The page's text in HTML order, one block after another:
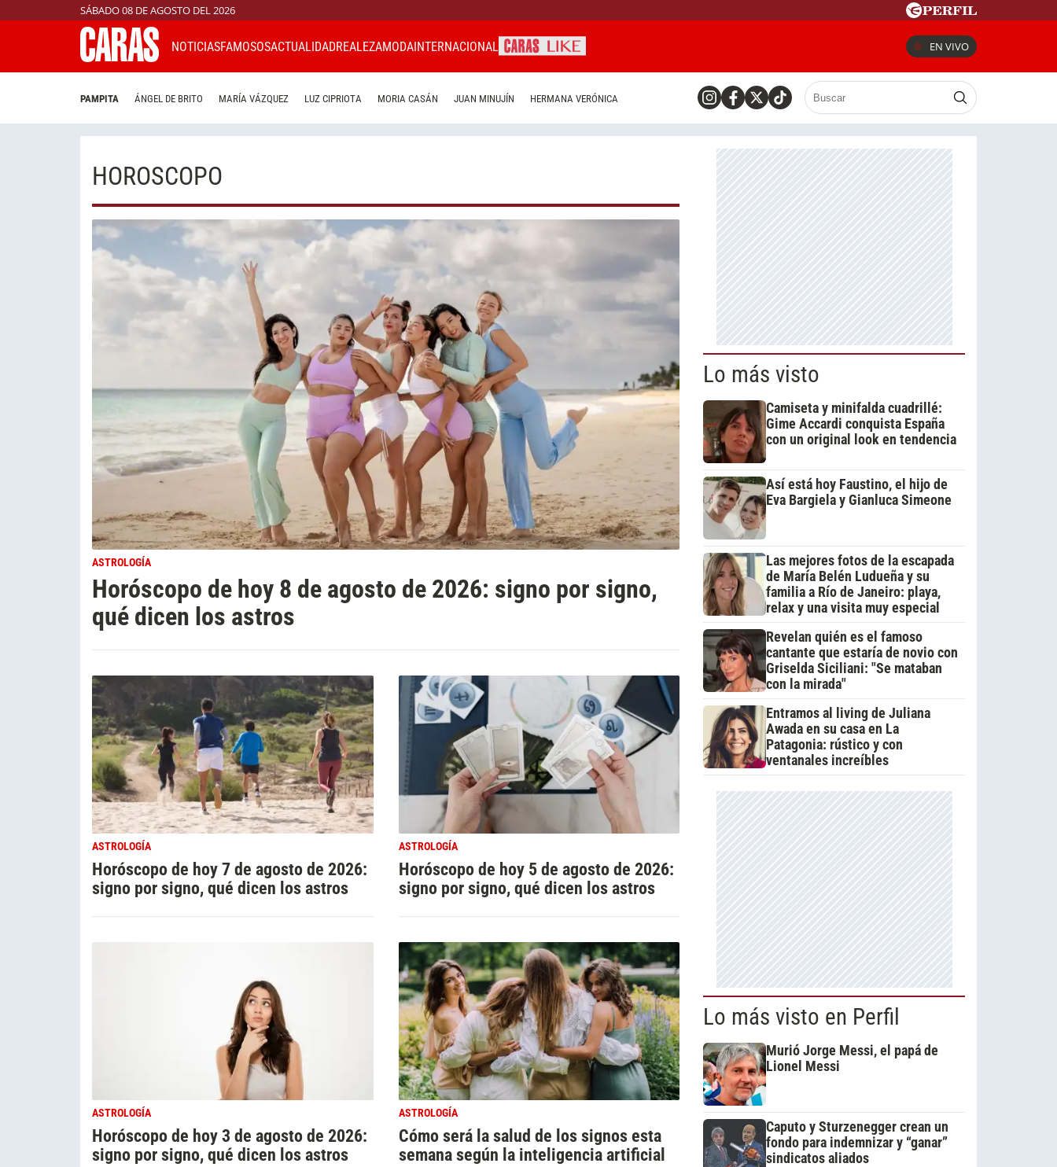
SÁBADO 08 DE AGOSTO DEL 2026
NOTICIASFAMOSOSACTUALIDADREALEZAMODAINTERNACIONAL EN VIVO
PAMPITA ÁNGEL DE BRITO MARÍA VÁZQUEZ LUZ CIPRIOTA MORIA CASÁN JUAN MINUJÍN HERMANA VERÓNICA
HOROSCOPO
ASTROLOGÍA
Horóscopo de hoy 8 de agosto de 2026: signo por signo,
qué dicen los astros
ASTROLOGÍA
Horóscopo de hoy 7 de agosto de 2026:
signo por signo, qué dicen los astros
ASTROLOGÍA
Horóscopo de hoy 5 de agosto de 2026:
signo por signo, qué dicen los astros
ASTROLOGÍA
Horóscopo de hoy 3 de agosto de 2026:
signo por signo, qué dicen los astros
ASTROLOGÍA
Cómo será la salud de los signos esta
semana según la inteligencia artificial
Lo más visto
Camiseta y minifalda cuadrillé:
Gime Accardi conquista España
con un original look en tendencia
Así está hoy Faustino, el hijo de
Eva Bargiela y Gianluca Simeone
Las mejores fotos de la escapada
de María Belén Ludueña y su
familia a Río de Janeiro: playa,
relax y una visita muy especial
Revelan quién es el famoso
cantante que estaría de novio con
Griselda Siciliani: "Se mataban
con la mirada"
Entramos al living de Juliana
Awada en su casa en La
Patagonia: rústico y con
ventanales increíbles
Lo más visto en Perfil
Murió Jorge Messi, el papá de
Lionel Messi
Caputo y Sturzenegger crean un
fondo para indemnizar y “ganar”
sindicatos aliados